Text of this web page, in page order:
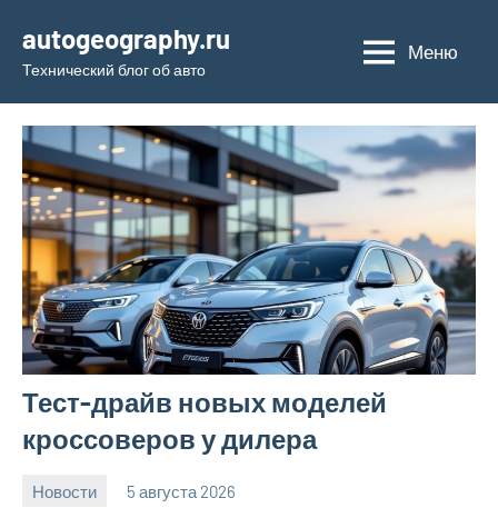
содержимому
autogeography.ru
Технический блог об авто
Меню
Тест-драйв новых моделей
кроссоверов у дилера
Новости 5 августа 2026